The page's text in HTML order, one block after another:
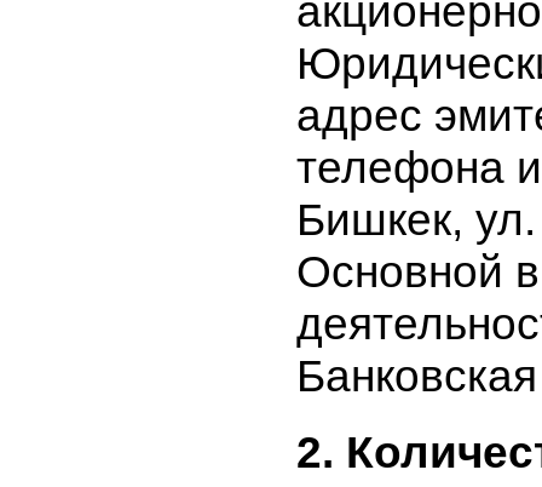
форма :
адрес
телефона
Бишкек,
Основной